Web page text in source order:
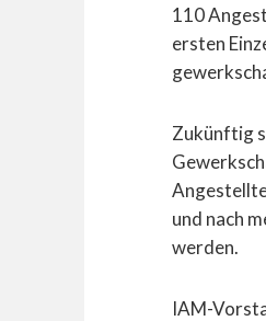
110
ersten
Zukünftig
und nach
werden.
IAM-